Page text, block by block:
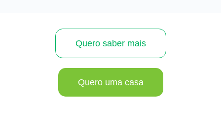
Quero saber mais
Quero uma casa